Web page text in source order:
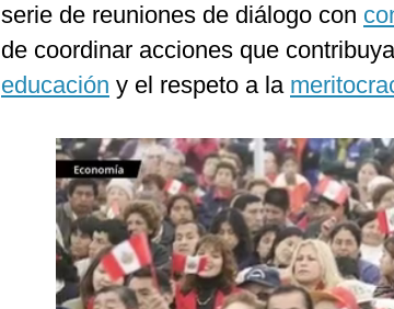
serie de reuniones de diálogo con
de coordinar acciones que
educación y el respeto a la